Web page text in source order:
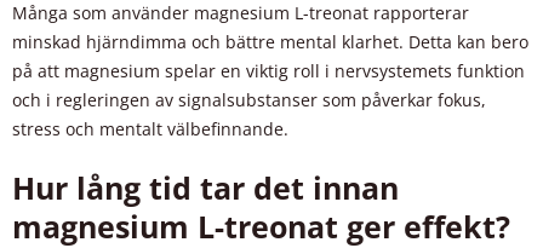
Många som använder magnesium L-treonat rapporterar
minskad hjärndimma och bättre mental klarhet. Detta kan bero
på att magnesium spelar en viktig roll i nervsystemets funktion
och i regleringen av signalsubstanser som påverkar fokus,
stress och mentalt välbefinnande.
Hur lång tid tar det innan
magnesium L-treonat ger effekt?